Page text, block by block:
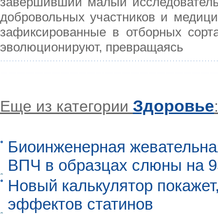
добровольных участников и
зафиксированные в отборных
эволюционируют, превращаясь
Еще из категории Здоровье:
Биоинженерная
ВПЧ в образцах слюны на
Новый калькулятор
эффектов статинов